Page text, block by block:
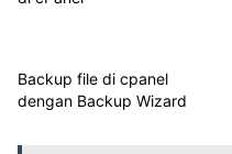
Backup file di cpanel
dengan Backup Wizard